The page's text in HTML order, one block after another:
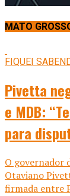
MATO
FIQUEI
Pivetta
e MDB:
para
O governador
Otaviano
firmada entre